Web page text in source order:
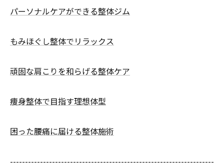
パーソナルケアができる整体ジム
もみほぐし整体でリラックス
頑固な肩こりを和らげる整体ケア
痩身整体で目指す理想体型
困った腰痛に届ける整体施術